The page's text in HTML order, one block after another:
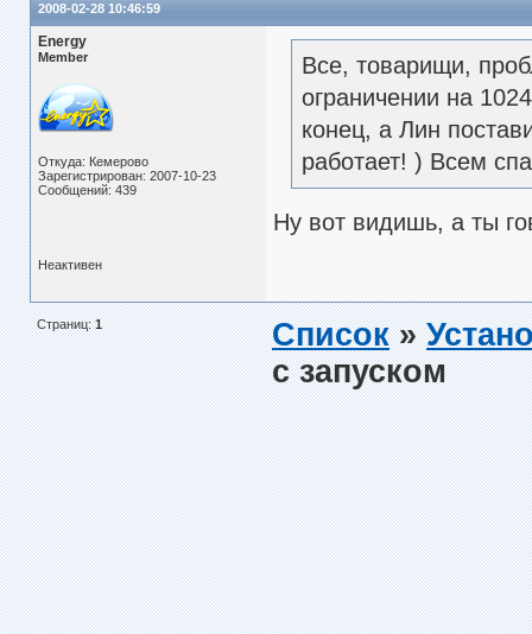
2008-02-28 10:46:59
Energy
Member
Откуда: Кемерово
Зарегистрирован: 2007-10-23
Сообщений: 439
Все, товарищи,
ограничении на
конец, а Лин
работает! ) Всем
Ну вот видишь, а ты
Неактивен
Страниц:1 Список»
с запуском